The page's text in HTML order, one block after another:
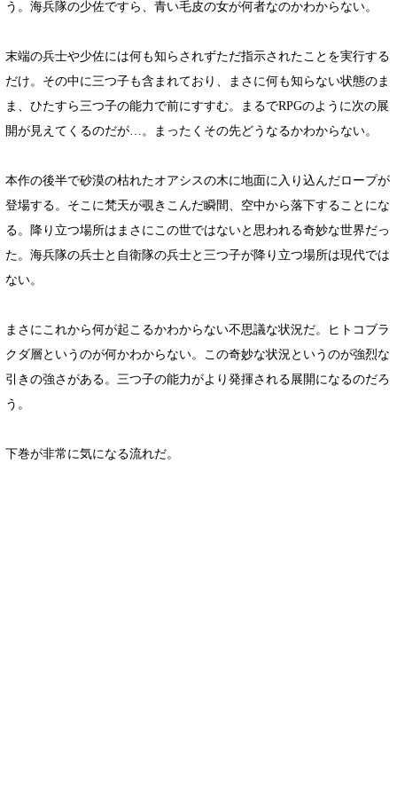
う。海兵隊の少佐ですら、青い毛皮の女が何者なのかわからない。
末端の兵士や少佐には何も知らされずただ指示されたことを実行する
だけ。その中に三つ子も含まれており、まさに何も知らない状態のま
ま、ひたすら三つ子の能力で前にすすむ。まるでRPGのように次の展
開が見えてくるのだが…。まったくその先どうなるかわからない。
本作の後半で砂漠の枯れたオアシスの木に地面に入り込んだロープが
登場する。そこに梵天が覗きこんだ瞬間、空中から落下することにな
る。降り立つ場所はまさにこの世ではないと思われる奇妙な世界だっ
た。海兵隊の兵士と自衛隊の兵士と三つ子が降り立つ場所は現代では
ない。
まさにこれから何が起こるかわからない不思議な状況だ。ヒトコブラ
クダ層というのが何かわからない。この奇妙な状況というのが強烈な
引きの強さがある。三つ子の能力がより発揮される展開になるのだろ
う。
下巻が非常に気になる流れだ。